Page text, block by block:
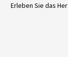
Erleben Sie das